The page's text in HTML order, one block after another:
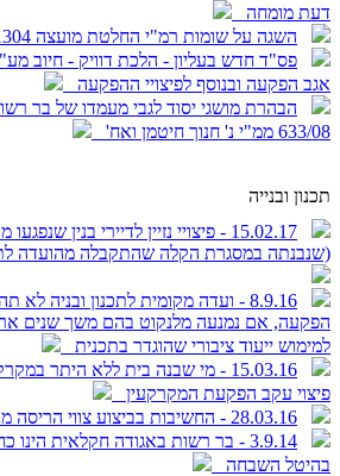
דעת מומחה
השגה על שומות רמ"י החלטת מועצה 1304 סקירה מקצועית
פס"ד חדש בעליון - הלכת דוויק - חיוב
אגב הפקעה ובנוסף לפיצויי ההפקעה
הבהרת מושגי יסוד לגבי מעמדו של בר
633/08 ממ"י נ' חנוך חיטמן ואח'
תכנון ובנייה
15.02.17 - פיצויי נזיין לדיירי בנין
(שנבנתה במסגרת הקלה שהתקבלה מהועדה
8.9.16 - ועדה מקומית לתכנון ובניה
הפקעה, אם נמנעה מלנקוט בהם משך שנים
למימוש ייעוד ציבורי שהוגדר בתכנית
15.03.16 - מי שבנה בית ללא היתר
פיצוי עקב הפקעת המקרקעין
28.03.16 - החשיבות בביצוע צווי הריסה מנהליים
3.9.14 - בר רשות באגודה חקלאית הינו
בהיטל השבחה